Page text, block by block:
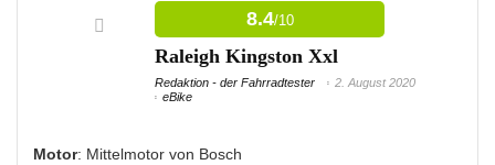
8.4/10
Raleigh Kingston Xxl
Redaktion - der Fahrradtester
2. August 2020
eBike
Motor: Mittelmotor von Bosch